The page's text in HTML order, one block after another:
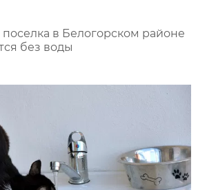
в Белогорском районе
без воды